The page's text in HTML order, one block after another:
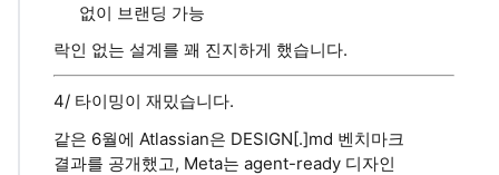
없이 브랜딩 가능
락인 없는 설계를 꽤 진지하게 했습니다.
4/ 타이밍이 재밌습니다.
같은 6월에 Atlassian은 DESIGN[.]md 벤치마크
결과를 공개했고, Meta는 agent-ready 디자인